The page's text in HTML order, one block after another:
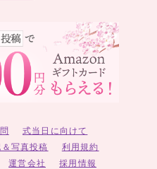
式当日に向けて
写真投稿
利用規約
運営会社 採用情報